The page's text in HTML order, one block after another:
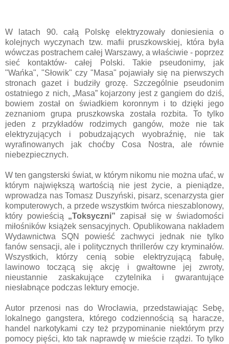
W latach 90. całą Polskę elektryzowały doniesienia o
kolejnych wyczynach tzw. mafii pruszkowskiej, która była
wówczas postrachem całej Warszawy, a właściwie - poprzez
sieć kontaktów- całej Polski. Takie pseudonimy, jak
"Wańka", "Słowik" czy "Masa" pojawiały się na pierwszych
stronach gazet i budziły grozę. Szczególnie pseudonim
ostatniego z nich, „Masa” kojarzony jest z gangiem do dziś,
bowiem został on świadkiem koronnym i to dzięki jego
zeznaniom grupa pruszkowska została rozbita. To tylko
jeden z przykładów rodzimych gangów, może nie tak
elektryzujących i pobudzających wyobraźnię, nie tak
wyrafinowanych jak choćby Cosa Nostra, ale równie
niebezpiecznych.
W ten gangsterski świat, w którym nikomu nie można ufać, w
którym największą wartością nie jest życie, a pieniądze,
wprowadza nas Tomasz Duszyński, pisarz, scenarzysta gier
komputerowych, a przede wszystkim twórca nieszablonowy,
który powieścią „Toksyczni” zapisał się w świadomości
miłośników książek sensacyjnych. Opublikowana nakładem
Wydawnictwa SQN powieść zachwyci jednak nie tylko
fanów sensacji, ale i politycznych thrillerów czy kryminałów.
Wszystkich, którzy cenią sobie elektryzującą fabułę,
lawinowo toczącą się akcję i gwałtowne jej zwroty,
nieustannie zaskakujące czytelnika i gwarantujące
niesłabnące podczas lektury emocje.
Autor przenosi nas do Wrocławia, przedstawiając Sebę,
lokalnego gangstera, którego codziennością są haracze,
handel narkotykami czy też przypominanie niektórym przy
pomocy pięści, kto tak naprawdę w mieście rządzi. To tylko